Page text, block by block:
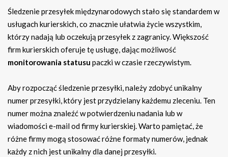
Śledzenie przesyłek międzynarodowych stało się standardem w
usługach kurierskich, co znacznie ułatwia życie wszystkim,
którzy nadają lub oczekują przesyłek z zagranicy. Większość
firm kurierskich oferuje tę usługę, dając możliwość
monitorowania statusu paczki w czasie rzeczywistym.
Aby rozpocząć śledzenie przesyłki, należy zdobyć unikalny
numer przesyłki, który jest przydzielany każdemu zleceniu. Ten
numer można znaleźć w potwierdzeniu nadania lub w
wiadomości e-mail od firmy kurierskiej. Warto pamiętać, że
różne firmy mogą stosować różne formaty numerów, jednak
każdy z nich jest unikalny dla danej przesyłki.